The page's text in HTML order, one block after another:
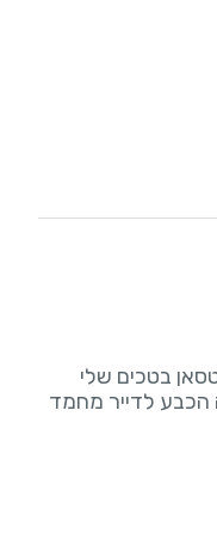
בטכים שלי
הכבע לדייר מחמד